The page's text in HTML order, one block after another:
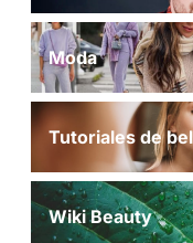
Moda
Tutoriales de
Wiki Beauty